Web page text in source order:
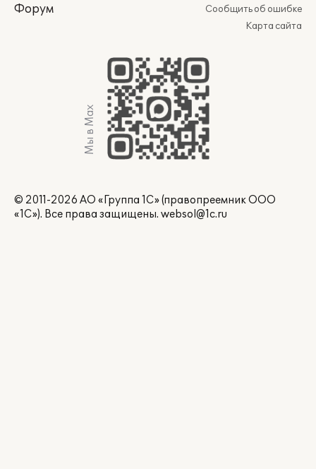
Форум
Сообщить об ошибке
Карта сайта
Мы в Max
© 2011-2026 АО «Группа 1С» (правопреемник ООО
«1С»). Все права защищены. websol@1c.ru